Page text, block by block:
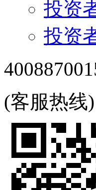
投资
投资
(客服热线)